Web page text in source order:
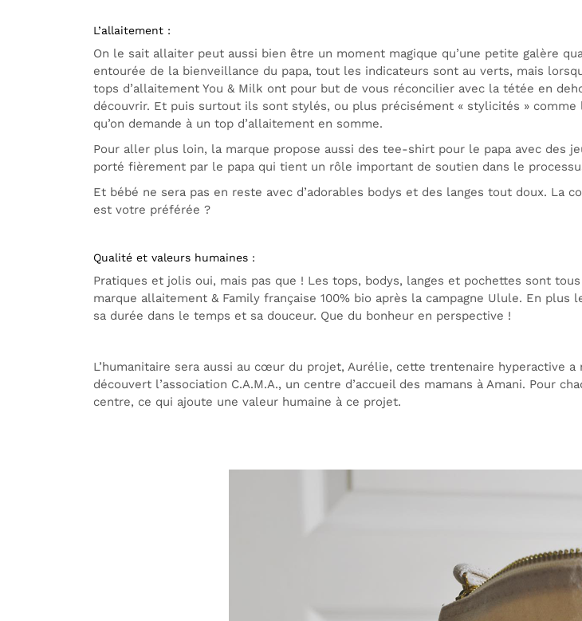
L’allaitement :
On le sait allaiter peut aussi bien être un moment magique qu’une petite galère
entourée de la bienveillance du papa, tout les indicateurs sont au verts, mais
tops d’allaitement You & Milk ont pour but de vous réconcilier avec la tétée en
découvrir. Et puis surtout ils sont stylés, ou plus précisément « stylicités »
qu’on demande à un top d’allaitement en somme.
Pour aller plus loin, la marque propose aussi des tee-shirt pour le papa avec des
porté fièrement par le papa qui tient un rôle important de soutien dans le
Et bébé ne sera pas en reste avec d’adorables bodys et des langes tout doux.
est votre préférée ?
Qualité et valeurs humaines :
Pratiques et jolis oui, mais pas que ! Les tops, bodys, langes et pochettes sont
marque allaitement & Family française 100% bio après la campagne Ulule. En
sa durée dans le temps et sa douceur. Que du bonheur en perspective !
L’humanitaire sera aussi au cœur du projet, Aurélie, cette trentenaire hyperactive a
découvert l’association C.A.M.A., un centre d’accueil des mamans à Amani. Pour
centre, ce qui ajoute une valeur humaine à ce projet.